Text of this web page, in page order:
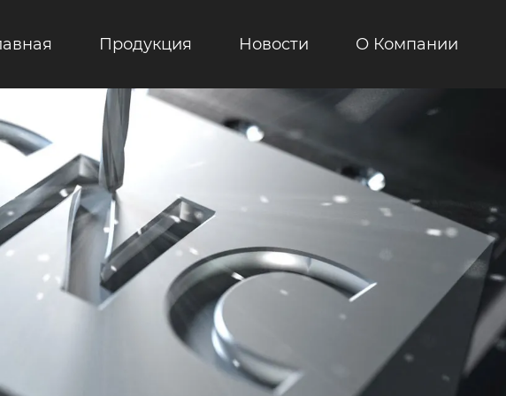
Продукция Новости О Компании